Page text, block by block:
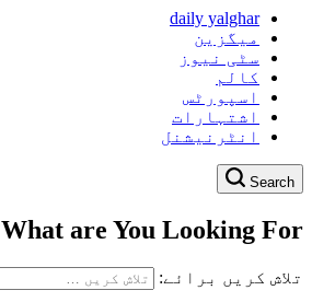
daily yalghar
میگزین
سٹی نیوز
کالم
اسپورٹس
اشتہارات
انٹرنیشنل
Search
What are You Looking For?
تلاش کریں برائے: